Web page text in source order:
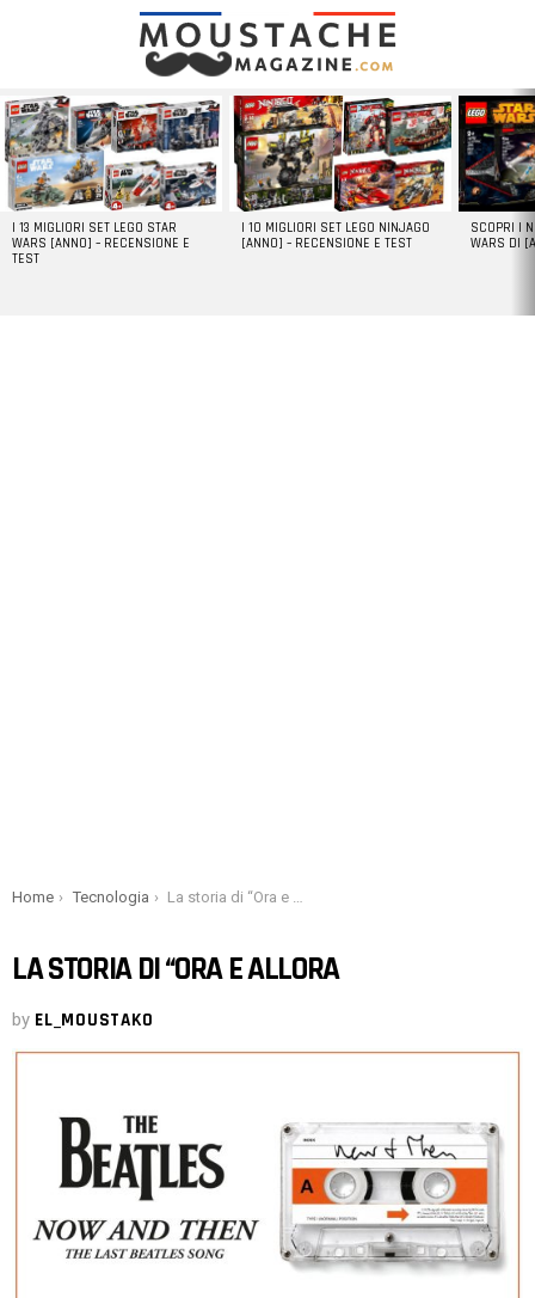
LATEST
STORIES
I 13 MIGLIORI SET LEGO STAR
WARS [ANNO] – RECENSIONE E
TEST
I 10 MIGLIORI SET LEGO NINJAGO
[ANNO] – RECENSIONE E TEST
SCOPRI I
WARS DI
You are here:
Home Tecnologia La storia di “Ora e allora
LA STORIA DI “ORA E ALLORA
by EL_MOUSTAKO